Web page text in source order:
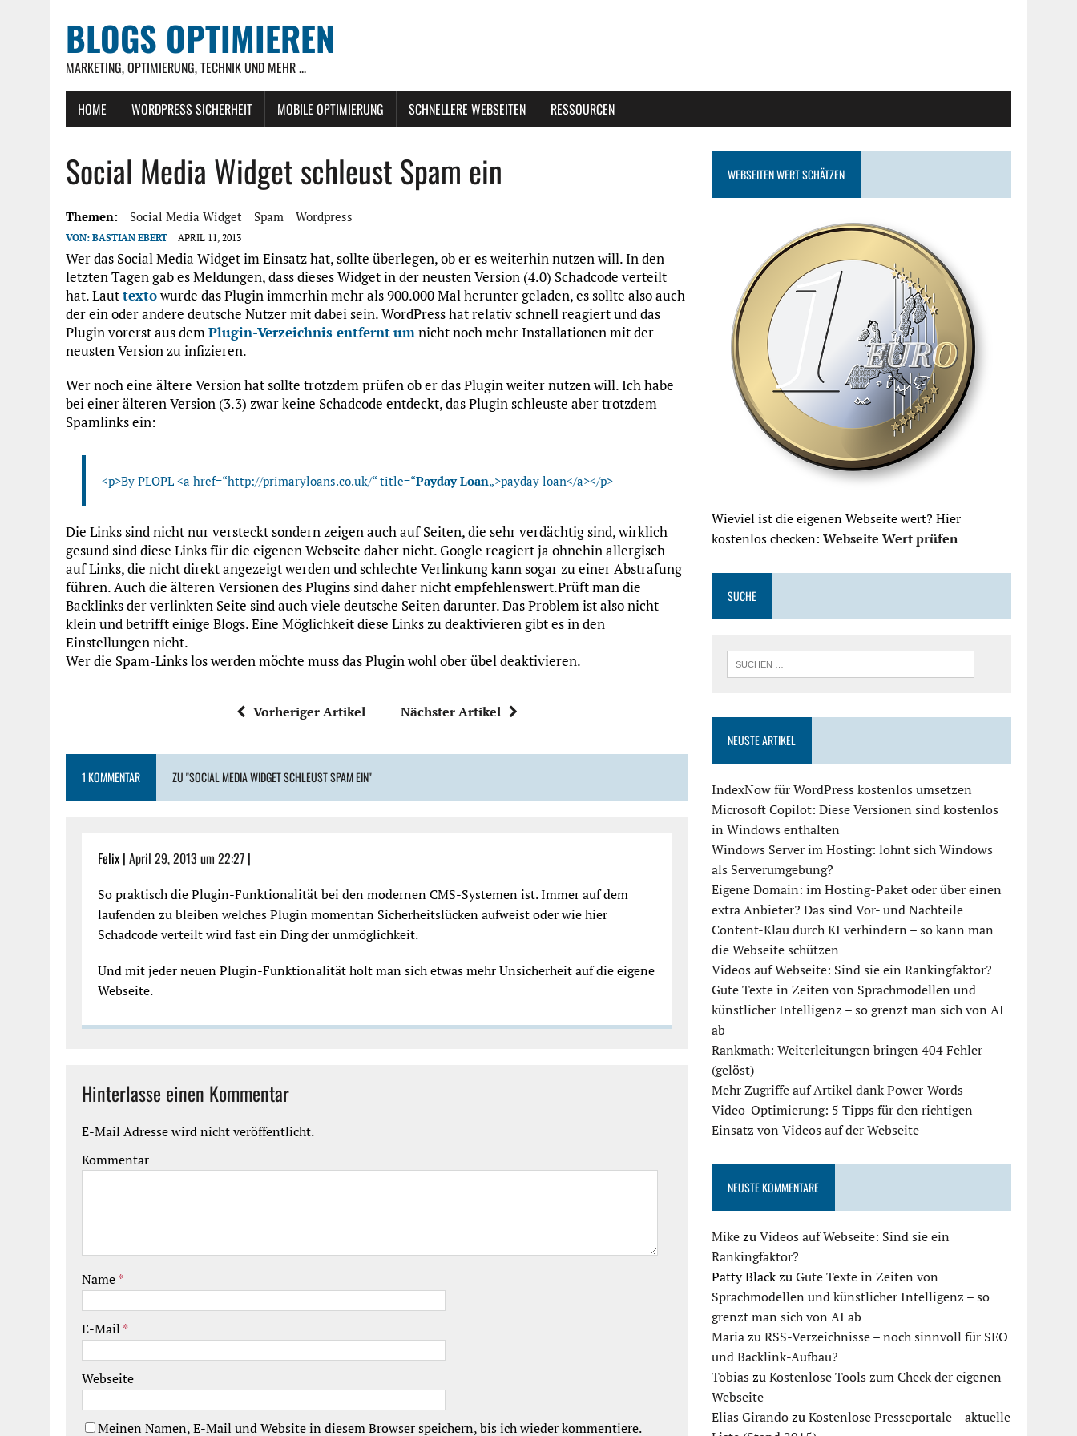
BLOGS OPTIMIEREN
MARKETING, OPTIMIERUNG, TECHNIK UND MEHR ...
HOME WORDPRESS SICHERHEIT MOBILE OPTIMIERUNG SCHNELLERE WEBSEITEN RESSOURCEN
Social Media Widget schleust Spam ein
Themen: Social Media Widget Spam Wordpress
VON: BASTIAN EBERT APRIL 11, 2013
Wer das Social Media Widget im Einsatz hat, sollte überlegen, ob er es weiterhin nutzen will. In den
letzten Tagen gab es Meldungen, dass dieses Widget in der neusten Version (4.0) Schadcode verteilt
hat. Lauttextowurde das Plugin immerhin mehr als 900.000 Mal herunter geladen, es sollte also auch
der ein oder andere deutsche Nutzer mit dabei sein. WordPress hat relativ schnell reagiert und das
Plugin vorerst aus demPlugin-Verzeichnis entferntumnicht noch mehr Installationen mit der
neusten Version zu infizieren.
Wer noch eine ältere Version hat sollte trotzdem prüfen ob er das Plugin weiter nutzen will. Ich habe
bei einer älteren Version (3.3) zwar keine Schadcode entdeckt, das Plugin schleuste aber trotzdem
Spamlinks ein:
<p>By PLOPL <a href=“http://primaryloans.co.uk/“ title=“Payday Loan„>payday loan</a></p>
Die Links sind nicht nur versteckt sondern zeigen auch auf Seiten, die sehr verdächtig sind, wirklich
gesund sind diese Links für die eigenen Webseite daher nicht. Google reagiert ja ohnehin allergisch
auf Links, die nicht direkt angezeigt werden und schlechte Verlinkung kann sogar zu einer Abstrafung
führen. Auch die älteren Versionen des Plugins sind daher nicht empfehlenswert.Prüft man die
Backlinks der verlinkten Seite sind auch viele deutsche Seiten darunter. Das Problem ist also nicht
klein und betrifft einige Blogs. Eine Möglichkeit diese Links zu deaktivieren gibt es in den
Einstellungen nicht.
Wer die Spam-Links los werden möchte muss das Plugin wohl ober übel deaktivieren.
Vorheriger Artikel Nächster Artikel
1 KOMMENTAR ZU "SOCIAL MEDIA WIDGET SCHLEUST SPAM EIN"
Felix | April 29, 2013 um 22:27 |
So praktisch die Plugin-Funktionalität bei den modernen CMS-Systemen ist. Immer auf dem
laufenden zu bleiben welches Plugin momentan Sicherheitslücken aufweist oder wie hier
Schadcode verteilt wird fast ein Ding der unmöglichkeit.
Und mit jeder neuen Plugin-Funktionalität holt man sich etwas mehr Unsicherheit auf die eigene
Webseite.
Hinterlasse einen Kommentar
E-Mail Adresse wird nicht veröffentlicht.
Kommentar
Name*
E-Mail *
Webseite
Meinen Namen, E-Mail und Website in diesem Browser speichern, bis ich wieder kommentiere.
WEBSEITEN WERT SCHÄTZEN
Wieviel ist die eigenen Webseite wert? Hier
kostenlos checken:Webseite Wert prüfen
SUCHE
NEUSTE ARTIKEL
IndexNow für WordPress kostenlos umsetzen
Microsoft Copilot: Diese Versionen sind kostenlos
in Windows enthalten
Windows Server im Hosting: lohnt sich Windows
als Serverumgebung?
Eigene Domain: im Hosting-Paket oder über einen
extra Anbieter? Das sind Vor- und Nachteile
Content-Klau durch KI verhindern – so kann man
die Webseite schützen
Videos auf Webseite: Sind sie ein Rankingfaktor?
Gute Texte in Zeiten von Sprachmodellen und
künstlicher Intelligenz – so grenzt man sich von AI
ab
Rankmath: Weiterleitungen bringen 404 Fehler
(gelöst)
Mehr Zugriffe auf Artikel dank Power-Words
Video-Optimierung: 5 Tipps für den richtigen
Einsatz von Videos auf der Webseite
NEUSTE KOMMENTARE
MikezuVideos auf Webseite: Sind sie ein
Rankingfaktor?
Patty BlackzuGute Texte in Zeiten von
Sprachmodellen und künstlicher Intelligenz – so
grenzt man sich von AI ab
MariazuRSS-Verzeichnisse – noch sinnvoll für SEO
und Backlink-Aufbau?
Tobias zuKostenlose Tools zum Check der eigenen
Webseite
Elias GirandozuKostenlose Presseportale – aktuelle